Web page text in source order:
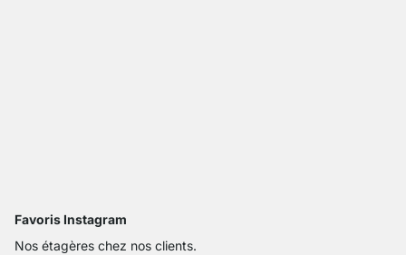
Favoris Instagram
Nos étagères chez nos clients.